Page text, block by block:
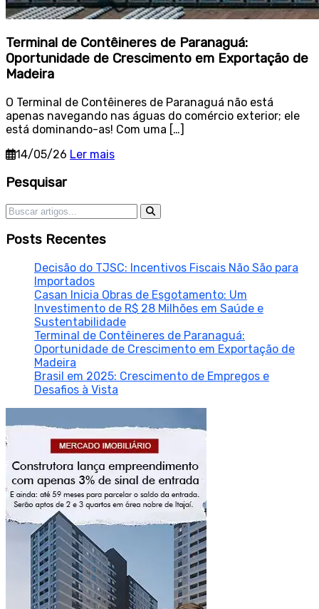
Terminal de Contêineres de Paranaguá:
Oportunidade de Crescimento em Exportação de
Madeira
O Terminal de Contêineres de Paranaguá não está
apenas navegando nas águas do comércio exterior; ele
está dominando-as! Com uma […]
14/05/26 Ler mais
Sidebar
Pesquisar
Pesquisar por:
Posts Recentes
Decisão do TJSC: Incentivos Fiscais Não São para
Importados
Casan Inicia Obras de Esgotamento: Um
Investimento de R$ 28 Milhões em Saúde e
Sustentabilidade
Terminal de Contêineres de Paranaguá:
Oportunidade de Crescimento em Exportação de
Madeira
Brasil em 2025: Crescimento de Empregos e
Desafios à Vista